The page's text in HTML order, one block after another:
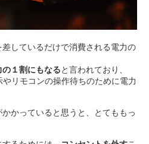
しているだけで消費される電力の
１割にもなると言われており、
リモコンの操作待ちのために電力
かっていると思うと、とてももっ